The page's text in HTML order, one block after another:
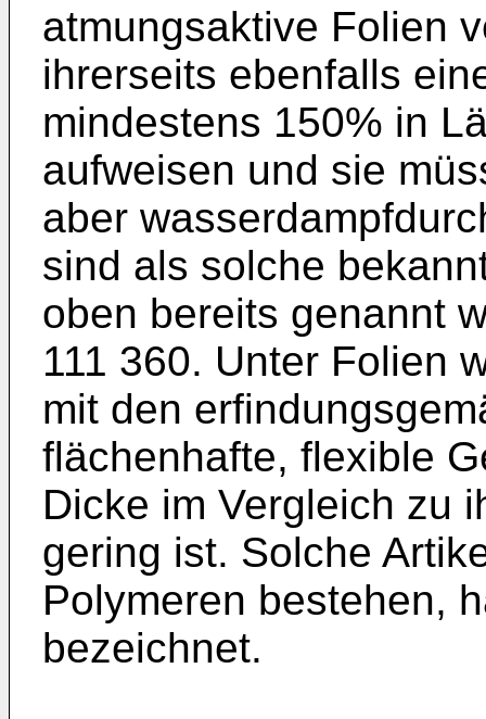
atmungsaktive Folien
ihrerseits ebenfalls
mindestens 150% in
aufweisen und sie
aber
sind als solche
oben bereits genannt
111 360. Unter Folien
mit den
flächenhafte, flexible
Dicke im Vergleich zu
gering ist. Solche
Polymeren bestehen,
bezeichnet.